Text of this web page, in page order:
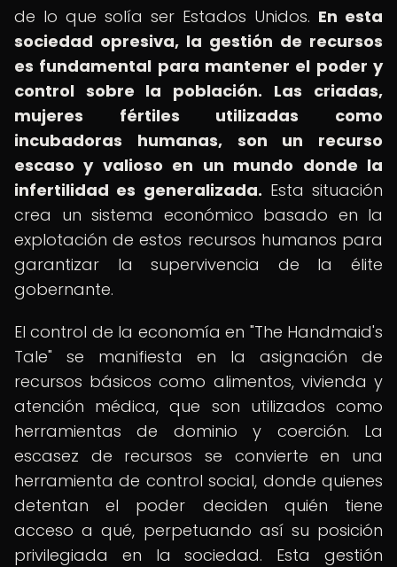
de lo que solía ser Estados Unidos. En esta
sociedad opresiva, la gestión de recursos
es fundamental para mantener el poder y
control sobre la población. Las criadas,
mujeres fértiles utilizadas como
incubadoras humanas, son un recurso
escaso y valioso en un mundo donde la
infertilidad es generalizada. Esta situación
crea un sistema económico basado en la
explotación de estos recursos humanos para
garantizar la supervivencia de la élite
gobernante.
El control de la economía en "The Handmaid's
Tale" se manifiesta en la asignación de
recursos básicos como alimentos, vivienda y
atención médica, que son utilizados como
herramientas de dominio y coerción. La
escasez de recursos se convierte en una
herramienta de control social, donde quienes
detentan el poder deciden quién tiene
acceso a qué, perpetuando así su posición
privilegiada en la sociedad. Esta gestión